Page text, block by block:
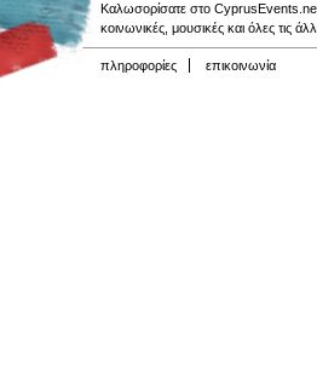
Καλωσορίσατε στο CyprusEvents.net,
κοινωνικές, μουσικές και όλες τις
πληροφορίες επικοινωνία